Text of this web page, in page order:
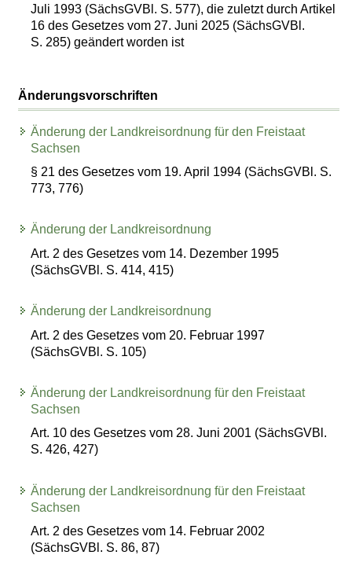
Juli 1993 (SächsGVBl. S. 577), die zuletzt durch Artikel
16 des Gesetzes vom 27. Juni 2025 (SächsGVBl.
S. 285) geändert worden ist
Änderungsvorschriften
Änderung der Landkreisordnung für den Freistaat
Sachsen
§ 21 des Gesetzes vom 19. April 1994 (SächsGVBl. S.
773, 776)
Änderung der Landkreisordnung
Art. 2 des Gesetzes vom 14. Dezember 1995
(SächsGVBl. S. 414, 415)
Änderung der Landkreisordnung
Art. 2 des Gesetzes vom 20. Februar 1997
(SächsGVBl. S. 105)
Änderung der Landkreisordnung für den Freistaat
Sachsen
Art. 10 des Gesetzes vom 28. Juni 2001 (SächsGVBl.
S. 426, 427)
Änderung der Landkreisordnung für den Freistaat
Sachsen
Art. 2 des Gesetzes vom 14. Februar 2002
(SächsGVBl. S. 86, 87)